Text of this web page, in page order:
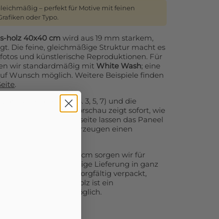
– perfekt für Motive mit feinen
oder Typo.
holz 40x40 cm wird aus 19 mm starkem,
Die feine, gleichmäßige Struktur macht es
und künstlerische Reproduktionen. Für
wir standardmäßig mit White Wash; eine
Wunsch möglich. Weitere Beispiele finden
.
(z. B. 3, 5, 7) und die
– die Live-Vorschau zeigt sofort, wie
auf der Rückseite lassen das Paneel
schweben und erzeugen einen
Formate ab 80×120 cm sorgen wir für
und eine zuverlässige Lieferung in ganz
mit DHL oder UPS – sorgfältig verpackt,
Bitte beachten: Holz ist ein
sind möglich.